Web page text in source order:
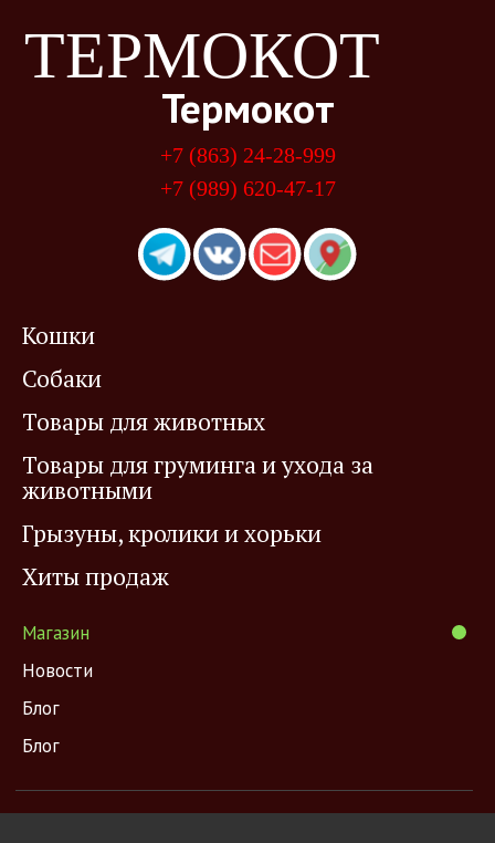
ТЕРМОКОТ
Термокот
+7 (863) 24-28-999
+7 (989) 620-47-17
Кошки
Собаки
Товары для животных
Товары для груминга и ухода за
животными
Грызуны, кролики и хорьки
Хиты продаж
Магазин
Новости
Блог
Блог